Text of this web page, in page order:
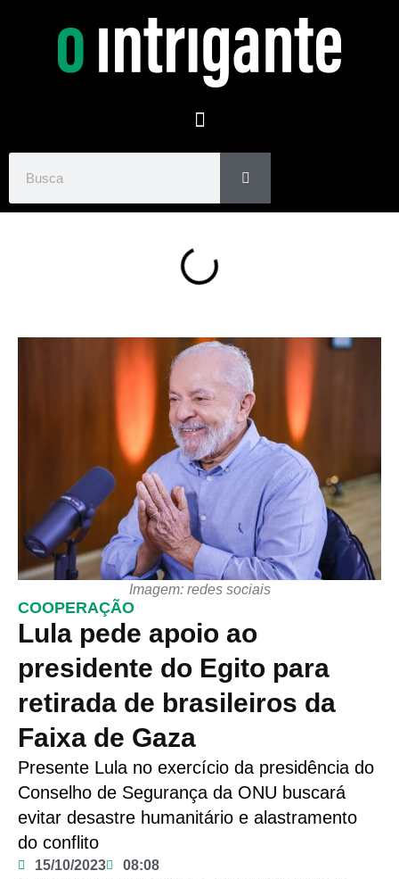
Imagem: redes sociais
COOPERAÇÃO
Lula pede apoio ao
presidente do Egito para
retirada de brasileiros da
Faixa de Gaza
Presente Lula no exercício da presidência do
Conselho de Segurança da ONU buscará
evitar desastre humanitário e alastramento
do conflito
15/10/2023 08:08